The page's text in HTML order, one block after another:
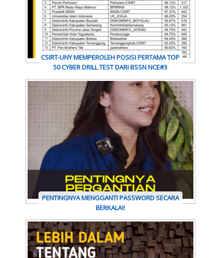
CSIRT-UNY MEMPEROLEH POSISI PERTAMA TOP
50 CYBER DRILL TEST DARI BSSN NCE#3
PENTINGNYA MENGGANTI PASSWORD SECARA
BERKALA!!